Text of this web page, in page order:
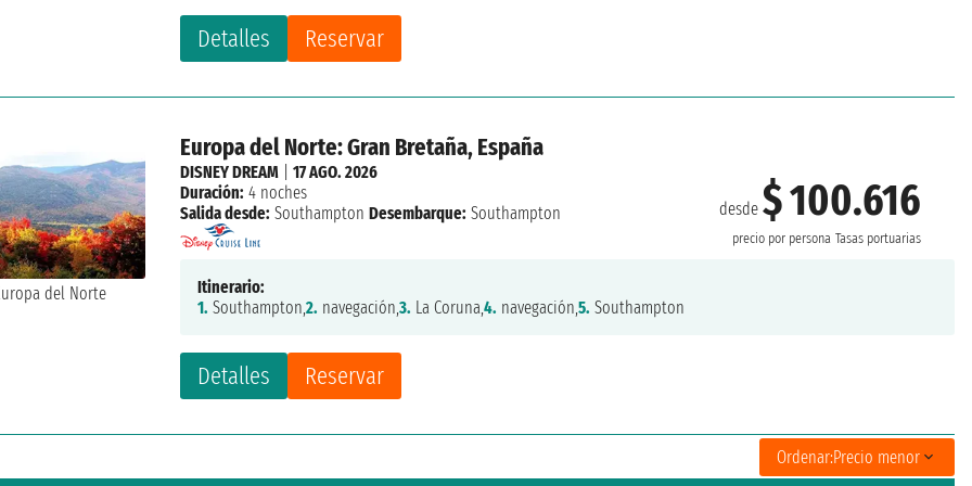
Detalles Reservar
Europa del Norte: Gran Bretaña, España
desde$ 100.616
precio por persona Tasas portuarias
Detalles Reservar
DISNEY DREAM |17 AGO. 2026
Duración: 4 noches
Salida desde: Southampton Desembarque: Southampton
Itinerario:
1. Southampton,2. navegación,3. La Coruna,4. navegación,5. Southampton
Ordenar:Precio menor